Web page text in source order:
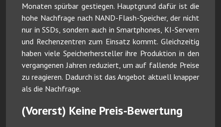
Monaten spürbar gestiegen. Hauptgrund dafür ist die
hohe Nachfrage nach NAND-Flash-Speicher, der nicht
nur in SSDs, sondern auch in Smartphones, KI-Servern
und Rechenzentren zum Einsatz kommt. Gleichzeitig
haben viele Speicherhersteller ihre Produktion in den
vergangenen Jahren reduziert, um auf fallende Preise
zu reagieren. Dadurch ist das Angebot aktuell knapper
als die Nachfrage.
(Vorerst) Keine Preis-Bewertung